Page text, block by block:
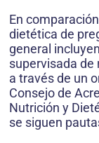
En
dietética de
general
supervisada de
a través de un
Consejo de
Nutrición y
se siguen